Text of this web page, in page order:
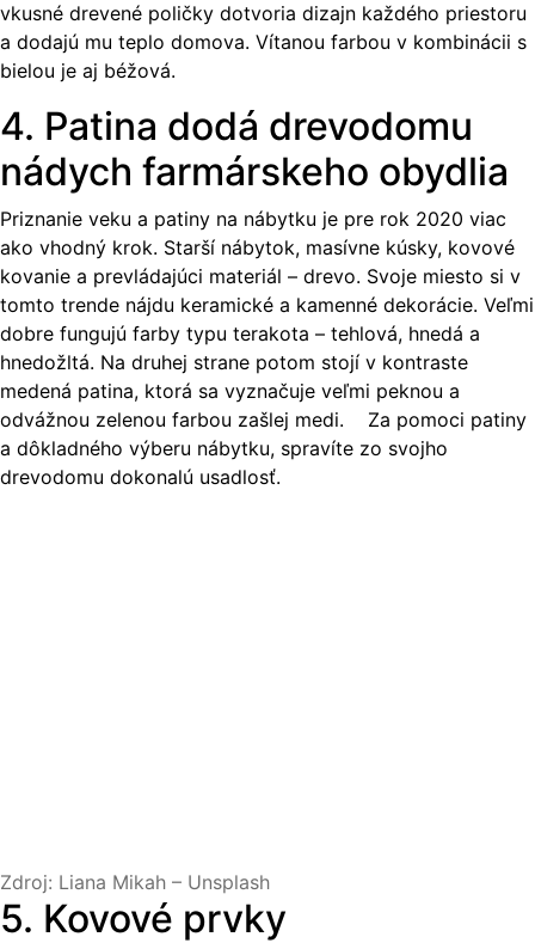
vkusné drevené poličky dotvoria dizajn každého priestoru
a dodajú mu teplo domova. Vítanou farbou v kombinácii s
bielou je aj béžová.
4. Patina dodá drevodomu
nádych farmárskeho obydlia
Priznanie veku a patiny na nábytku je pre rok 2020 viac
ako vhodný krok. Starší nábytok, masívne kúsky, kovové
kovanie a prevládajúci materiál – drevo. Svoje miesto si v
tomto trende nájdu keramické a kamenné dekorácie. Veľmi
dobre fungujú farby typu terakota – tehlová, hnedá a
hnedožltá. Na druhej strane potom stojí v kontraste
medená patina, ktorá sa vyznačuje veľmi peknou a
odvážnou zelenou farbou zašlej medi. Za pomoci patiny
a dôkladného výberu nábytku, spravíte zo svojho
drevodomu dokonalú usadlosť.
Zdroj: Liana Mikah – Unsplash
5. Kovové prvky